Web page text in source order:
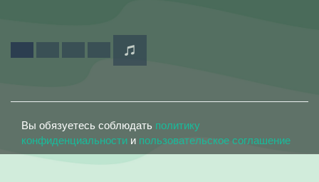
Вы обязуетесь соблюдать политику
конфиденциальности и пользовательское соглашение